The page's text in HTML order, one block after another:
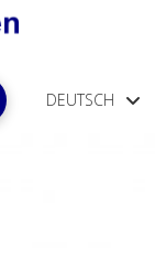
DEUTSCH